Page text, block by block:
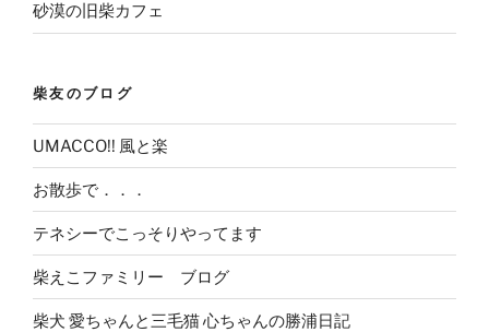
砂漠の旧柴カフェ
柴友のブログ
UMACCO!! 風と楽
お散歩で．．．
テネシーでこっそりやってます
柴えこファミリー ブログ
柴犬 愛ちゃんと三毛猫 心ちゃんの勝浦日記